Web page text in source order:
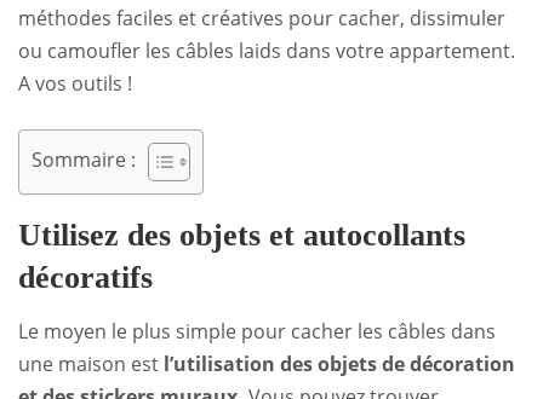
méthodes faciles et créatives pour cacher, dissimuler
ou camoufler les câbles laids dans votre appartement.
A vos outils !
Sommaire :
Utilisez des objets et autocollants
décoratifs
Le moyen le plus simple pour cacher les câbles dans
une maison est l’utilisation desobjets de décoration